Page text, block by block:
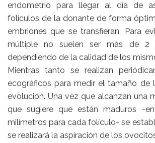
endometrio para llegar al día de
folículos de la donante de forma
embriones que se transfieran. Para
múltiple no suelen ser más de 2
dependiendo de la calidad de los
Mientras tanto se realizan
ecográficos para medir el tamaño de
evolución. Una vez que alcanzan una
que sugiere que están maduros -
milímetros para cada folículo- se
se realizará la aspiración de los